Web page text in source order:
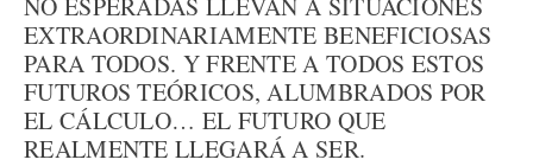
NO ESPERADAS LLEVAN A SITUACIONES
EXTRAORDINARIAMENTE BENEFICIOSAS
PARA TODOS. Y FRENTE A TODOS ESTOS
FUTUROS TEÓRICOS, ALUMBRADOS POR
EL CÁLCULO… EL FUTURO QUE
REALMENTE LLEGARÁ A SER.